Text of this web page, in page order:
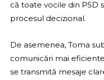
că toate vocile din PSD
procesul decizional.
De asemenea, Toma
comunicări mai
se transmită mesaje